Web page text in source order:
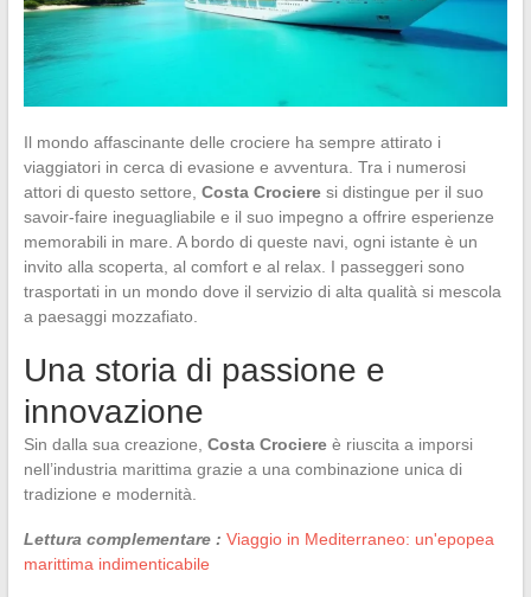
Il mondo affascinante delle crociere ha sempre attirato i
viaggiatori in cerca di evasione e avventura. Tra i numerosi
attori di questo settore, Costa Crocieresi distingue per il suo
savoir-faire ineguagliabile e il suo impegno a offrire esperienze
memorabili in mare. A bordo di queste navi, ogni istante è un
invito alla scoperta, al comfort e al relax. I passeggeri sono
trasportati in un mondo dove il servizio di alta qualità si mescola
a paesaggi mozzafiato.
Una storia di passione e
innovazione
Sin dalla sua creazione, Costa Crociereè riuscita a imporsi
nell’industria marittima grazie a una combinazione unica di
tradizione e modernità.
Lettura complementare : Viaggio in Mediterraneo: un'epopea
marittima indimenticabile